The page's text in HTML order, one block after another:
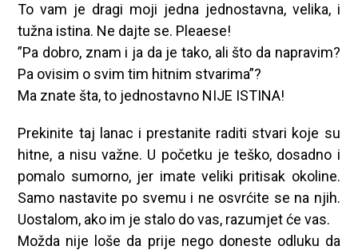
To vam je dragi moji jedna jednostavna, velika, i
tužna istina. Ne dajte se. Pleaese!
”Pa dobro, znam i ja da je tako, ali što da napravim?
Pa ovisim o svim tim hitnim stvarima”?
Ma znate šta, to jednostavno NIJE ISTINA!
Prekinite taj lanac i prestanite raditi stvari koje su
hitne, a nisu važne. U početku je teško, dosadno i
pomalo sumorno, jer imate veliki pritisak okoline.
Samo nastavite po svemu i ne osvrćite se na njih.
Uostalom, ako im je stalo do vas, razumjet će vas.
Možda nije loše da prije nego doneste odluku da